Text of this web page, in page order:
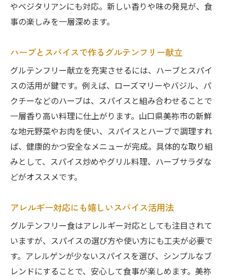
やベジタリアンにも対応。新しい香りや味の発見が、食
事の楽しみを一層深めます。
ハーブとスパイスで作るグルテンフリー献立
グルテンフリー献立を充実させるには、ハーブとスパイ
スの活用が鍵です。例えば、ローズマリーやバジル、パ
クチーなどのハーブは、スパイスと組み合わせることで
一層香り高い料理に仕上がります。山口県美祢市の新鮮
な地元野菜やお肉を使い、スパイスとハーブで調理すれ
ば、健康的かつ安全なメニューが完成。具体的な取り組
みとして、スパイス炒めやグリル料理、ハーブサラダな
どがオススメです。
アレルギー対応にも嬉しいスパイス活用法
グルテンフリー食はアレルギー対応としても注目されて
いますが、スパイスの選び方や使い方にも工夫が必要で
す。アレルゲンが少ないスパイスを選び、シンプルなブ
レンドにすることで、安心して食事が楽しめます。美祢